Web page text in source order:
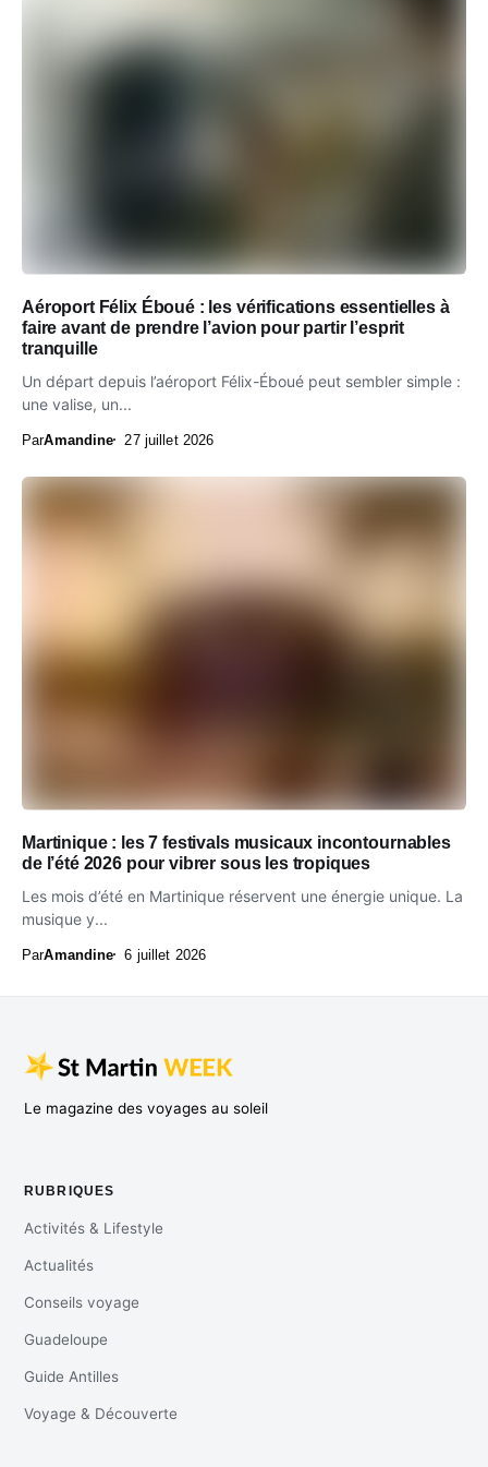
Aéroport Félix Éboué : les vérifications essentielles à
faire avant de prendre l’avion pour partir l’esprit
tranquille
Un départ depuis l’aéroport Félix-Éboué peut sembler simple :
une valise, un...
ParAmandine 27 juillet 2026
Martinique : les 7 festivals musicaux incontournables
de l’été 2026 pour vibrer sous les tropiques
Les mois d’été en Martinique réservent une énergie unique. La
musique y...
ParAmandine 6 juillet 2026
Le magazine des voyages au soleil
RUBRIQUES
Activités & Lifestyle
Actualités
Conseils voyage
Guadeloupe
Guide Antilles
Voyage & Découverte